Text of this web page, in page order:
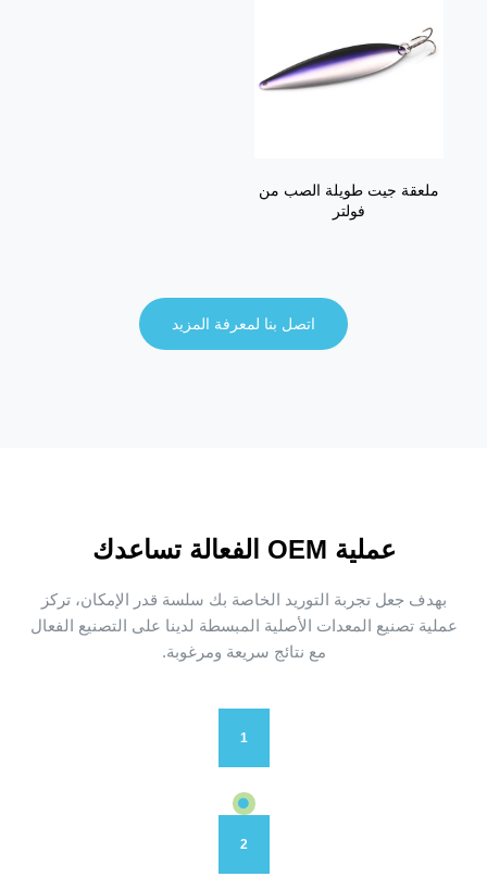
ملعقة جيت طويلة الصب من
فولتر
اتصل بنا لمعرفة المزيد
عملية OEM الفعالة تساعدك
بهدف جعل تجربة التوريد الخاصة بك سلسة قدر الإمكان، تركز
عملية تصنيع المعدات الأصلية المبسطة لدينا على التصنيع الفعال
مع نتائج سريعة ومرغوبة.
1
2